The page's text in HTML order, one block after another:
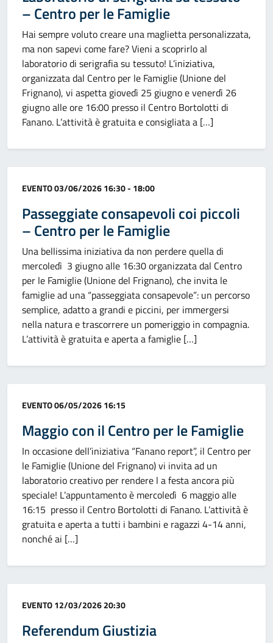
– Centro per le Famiglie
Hai sempre voluto creare una maglietta personalizzata,
ma non sapevi come fare? Vieni a scoprirlo al
laboratorio di serigrafia su tessuto! L’iniziativa,
organizzata dal Centro per le Famiglie (Unione del
Frignano), vi aspetta giovedì 25 giugno e venerdì 26
giugno alle ore 16:00 presso il Centro Bortolotti di
Fanano. L’attività è gratuita e consigliata a […]
Categoria:
EVENTO03/06/2026 16:30 - 18:00
Passeggiate consapevoli coi piccoli
– Centro per le Famiglie
Una bellissima iniziativa da non perdere quella di
mercoledì 3 giugno alle 16:30 organizzata dal Centro
per le Famiglie (Unione del Frignano), che invita le
famiglie ad una “passeggiata consapevole”: un percorso
semplice, adatto a grandi e piccini, per immergersi
nella natura e trascorrere un pomeriggio in compagnia.
L’attività è gratuita e aperta a famiglie […]
Categoria:
EVENTO06/05/2026 16:15
Maggio con il Centro per le Famiglie
In occasione dell’iniziativa “Fanano report”, il Centro per
le Famiglie (Unione del Frignano) vi invita ad un
laboratorio creativo per rendere l a festa ancora più
speciale! L’appuntamento è mercoledì 6 maggio alle
16:15 presso il Centro Bortolotti di Fanano. L’attività è
gratuita e aperta a tutti i bambini e ragazzi 4-14 anni,
nonché ai […]
Categoria:
EVENTO12/03/2026 20:30
Referendum Giustizia